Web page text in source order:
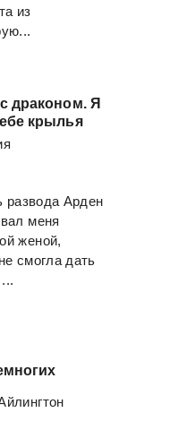
из
драконом. Я
крылья
Арден
меня
женой,
смогла дать